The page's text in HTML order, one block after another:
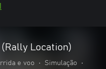
Location)
e voo • Simulação
•